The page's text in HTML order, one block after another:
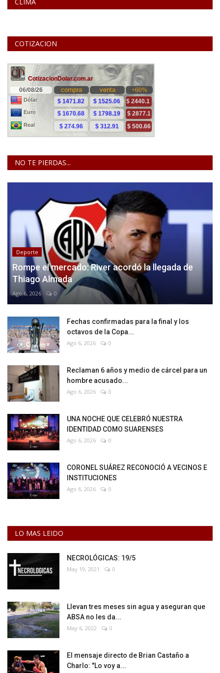
COTIZACION
NO TE PIERDAS...
Deporte
Rompe el mercado: River acordó la llegada de
Thiago Almada
Ago 6, 2026 0
Fechas confirmadas para la final y los
octavos de la Copa...
Ago 6, 2026 0
Reclaman 6 años y medio de cárcel para un
hombre acusado...
Ago 6, 2026 0
UNA NOCHE QUE CELEBRÓ NUESTRA
IDENTIDAD COMO SUARENSES
Ago 6, 2026 0
CORONEL SUÁREZ RECONOCIÓ A VECINOS E
INSTITUCIONES
Ago 6, 2026 0
LO MAS LEIDO
NECROLÓGICAS: 19/5
May 19, 2021 0
Llevan tres meses sin agua y aseguran que
ABSA no les da...
May 6, 2022 0
El mensaje directo de Brian Castaño a
Charlo: "Lo voy a...